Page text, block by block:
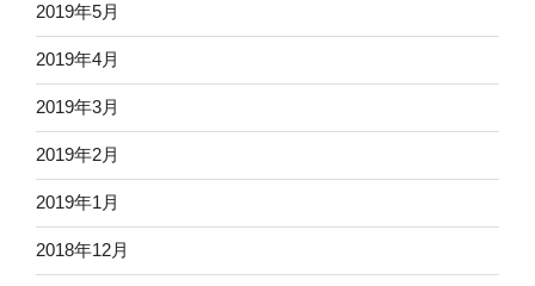
2019年5月
2019年4月
2019年3月
2019年2月
2019年1月
2018年12月